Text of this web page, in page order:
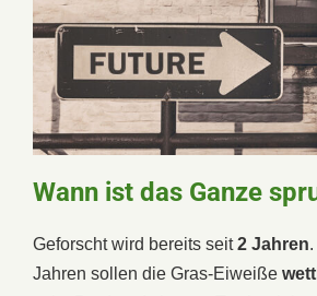
Wann ist das Ganze
Geforscht wird bereits seit2 Jahren
Jahren sollen die Gras-Eiweiße